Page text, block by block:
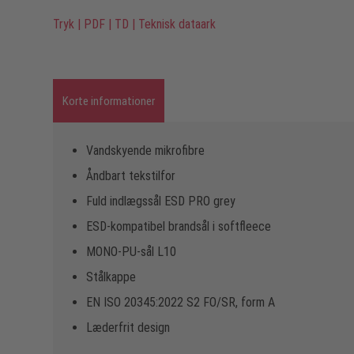
Tryk PDF TD Teknisk dataark
Korte informationer
Vandskyende mikrofibre
Åndbart tekstilfor
Fuld indlægssål ESD PRO grey
ESD-kompatibel brandsål i softfleece
MONO-PU-sål L10
Stålkappe
EN ISO 20345:2022 S2 FO/SR, form A
Læderfrit design